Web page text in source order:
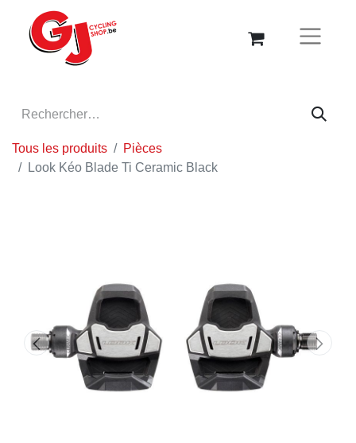
Tous les produits
Pièces
Look Kéo Blade Ti Ceramic Black